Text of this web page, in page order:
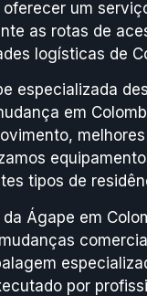
oferecer um
as rotas de
logísticas de
especializada
em
tipos de
Ágape em
por